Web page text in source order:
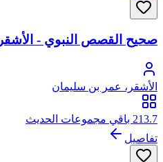
صحيح القصص النبوي - الأشقر
الأشقر، عمر بن سليمان
213.7 باقي مجموعات الحديث
تفاصيل